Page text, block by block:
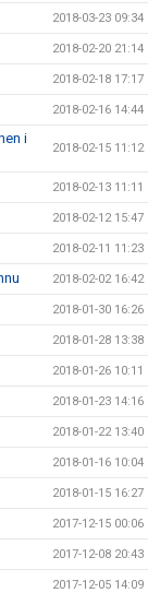
2018-03-23 09:34
2018-02-20 21:14
2018-02-18 17:17
2018-02-16 14:44
i
2018-02-15 11:12
2018-02-13 11:11
2018-02-12 15:47
2018-02-11 11:23
2018-02-02 16:42
2018-01-30 16:26
2018-01-28 13:38
2018-01-26 10:11
2018-01-23 14:16
2018-01-22 13:40
2018-01-16 10:04
2018-01-15 16:27
2017-12-15 00:06
2017-12-08 20:43
2017-12-05 14:09